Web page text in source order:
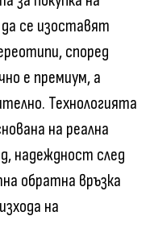
се изоставят
според
е премиум, а
Технологията
на реална
надеждност след
обратна връзка
на